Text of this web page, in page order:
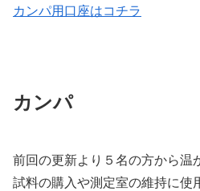
カンパ用口座はコチラ
カンパ
前回の更新より５名の方から温
試料の購入や測定室の維持に使